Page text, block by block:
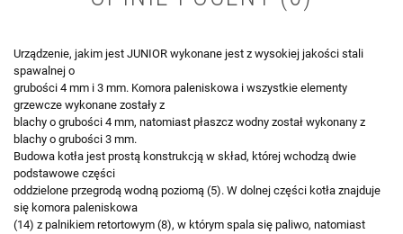
Urządzenie, jakim jest JUNIOR wykonane jest z wysokiej jakości stali
spawalnej o
grubości 4 mm i 3 mm. Komora paleniskowa i wszystkie elementy
grzewcze wykonane zostały z
blachy o grubości 4 mm, natomiast płaszcz wodny został wykonany z
blachy o grubości 3 mm.
Budowa kotła jest prostą konstrukcją w skład, której wchodzą dwie
podstawowe części
oddzielone przegrodą wodną poziomą (5). W dolnej części kotła znajduje
się komora paleniskowa
(14) z palnikiem retortowym (8), w którym spala się paliwo, natomiast